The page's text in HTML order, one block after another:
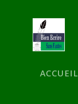
ACCUEIL